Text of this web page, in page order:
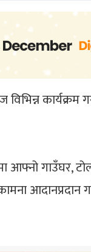
कार्यक्रम
आफ्नो गाउँघर,
आदानप्रदान